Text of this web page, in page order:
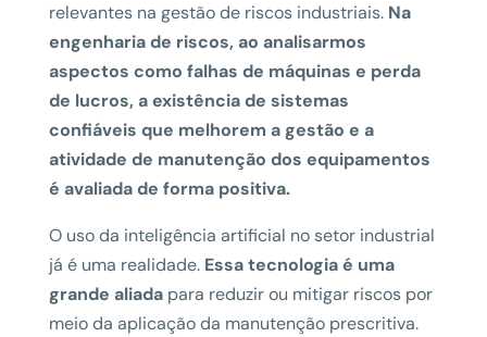
relevantes na gestão de riscos industriais. Na
engenharia de riscos, ao analisarmos
aspectos como falhas de máquinas e perda
de lucros, a existência de sistemas
confiáveis que melhorem a gestão e a
atividade de manutenção dos equipamentos
é avaliada de forma positiva.
O uso da inteligência artificial no setor industrial
já é uma realidade. Essa tecnologia é uma
grande aliadapara reduzir ou mitigar riscos por
meio da aplicação da manutenção prescritiva.